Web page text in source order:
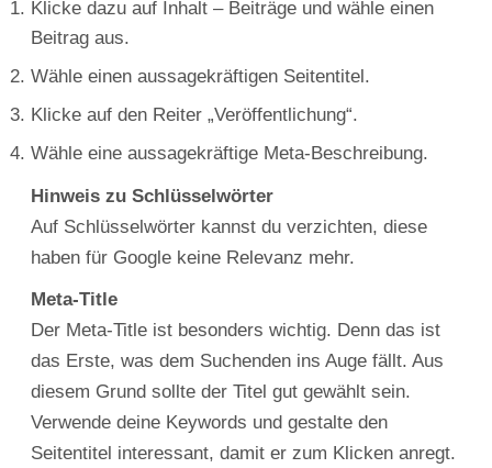
Klicke dazu auf Inhalt – Beiträge und wähle einen
Beitrag aus.
Wähle einen aussagekräftigen Seitentitel.
Klicke auf den Reiter „Veröffentlichung“.
Wähle eine aussagekräftige Meta-Beschreibung.
Hinweis zu Schlüsselwörter
Auf Schlüsselwörter kannst du verzichten, diese
haben für Google keine Relevanz mehr.
Meta-Title
Der Meta-Title ist besonders wichtig. Denn das ist
das Erste, was dem Suchenden ins Auge fällt. Aus
diesem Grund sollte der Titel gut gewählt sein.
Verwende deine Keywords und gestalte den
Seitentitel interessant, damit er zum Klicken anregt.